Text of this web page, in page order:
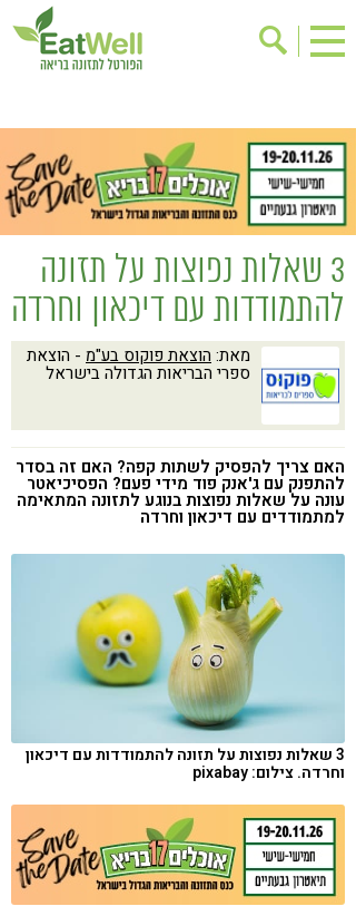
בישול בריא
אינדקס עסקים
ריפוי ומניעת מחלות
בריאות האישה
תוספי תזונה
מתכוני בריאות
אירועים
שינוי תזונתי
גישות בתזונה
דיאטה
מזונות על
ילדים
רגישות לגלוטן
טעים להכיר
קורונה
טבעונות
3 שאלות נפוצות על תזונה
להתמודדות עם דיכאון וחרדה
מאת: הוצאת פוקוס בע"מ - הוצאת
ספרי הבריאות הגדולה בישראל
האם צריך להפסיק לשתות קפה? האם זה בסדר
להתפנק עם ג'אנק פוד מידי פעם? הפסיכיאטר
עונה על שאלות נפוצות בנוגע לתזונה המתאימה
למתמודדים עם דיכאון וחרדה
3 שאלות נפוצות על תזונה להתמודדות עם דיכאון
וחרדה. צילום: pixabay